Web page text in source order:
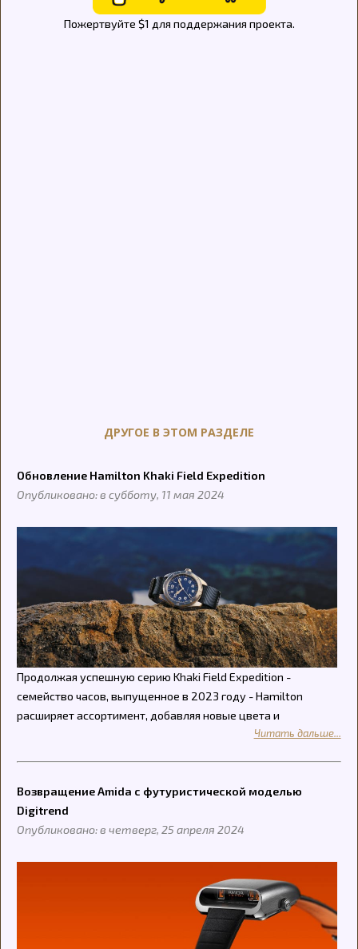
Пожертвуйте $1 для поддержания проекта.
ДРУГОЕ В ЭТОМ РАЗДЕЛЕ
Обновление Hamilton Khaki Field Expedition
Опубликовано: в субботу, 11 мая 2024
Продолжая успешную серию Khaki Field Expedition -
семейство часов, выпущенное в 2023 году - Hamilton
расширяет ассортимент, добавляя новые цвета и
Читать дальше...
Возвращение Amida с футуристической моделью
Digitrend
Опубликовано: в четверг, 25 апреля 2024